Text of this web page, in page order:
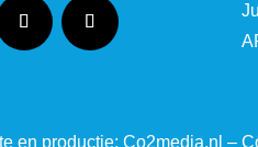
en productie: Co2media.nl –